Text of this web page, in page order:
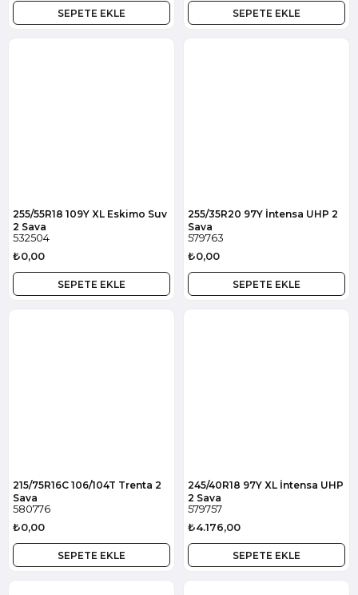
SEPETE EKLE SEPETE EKLE
255/55R18 109Y XL Eskimo Suv
2 Sava
532504
₺0,00
SEPETE EKLE
255/35R20 97Y İntensa UHP 2
Sava
579763
₺0,00
SEPETE EKLE
215/75R16C 106/104T Trenta 2
Sava
580776
₺0,00
SEPETE EKLE
245/40R18 97Y XL İntensa UHP
2 Sava
579757
₺4.176,00
SEPETE EKLE